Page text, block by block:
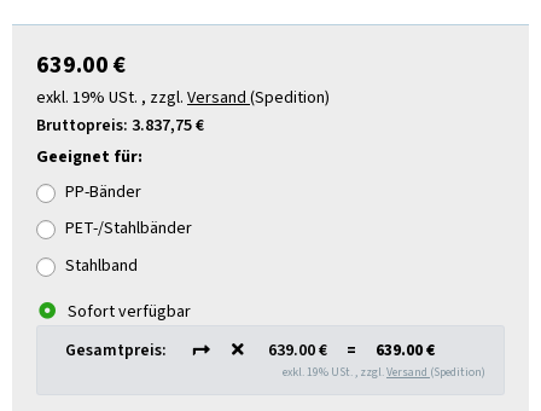
Geeignet für:
PP-Bänder
PET-/Stahlbänder
Stahlband
Sofort verfügbar
Gesamtpreis:
639.00 € = 639.00 €
exkl. 19% USt. , zzgl.Versand (Spedition)
639.00 €
exkl. 19% USt. , zzgl. Versand (Spedition)
Bruttopreis: 3.837,75 €